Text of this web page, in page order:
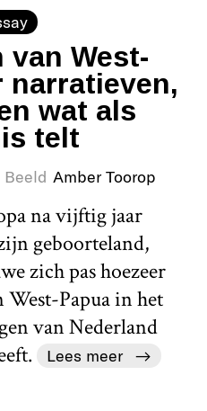
van West-
narratieven,
wat als
telt
Beeld Amber Toorop
na vijftig jaar
geboorteland,
zich pas hoezeer
Papua in het
van Nederland
Lees meer